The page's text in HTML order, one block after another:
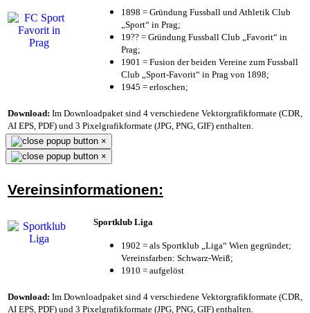
1898 = Gründung Fussball und Athletik Club
„Sport“ in Prag;
19?? = Gründung Fussball Club „Favorit“ in
Prag;
1901 = Fusion der beiden Vereine zum Fussball
Club „Sport-Favorit“ in Prag von 1898;
1945 = erloschen;
Download: Im Downloadpaket sind 4 verschiedene Vektorgrafikformate (CDR,
AI EPS, PDF) und 3 Pixelgrafikformate (JPG, PNG, GIF) enthalten.
×
×
Vereinsinformationen:
Sportklub Liga
1902 = als Sportklub „Liga“ Wien gegründet;
Vereinsfarben: Schwarz-Weiß;
1910 = aufgelöst
Download: Im Downloadpaket sind 4 verschiedene Vektorgrafikformate (CDR,
AI EPS, PDF) und 3 Pixelgrafikformate (JPG, PNG, GIF) enthalten.